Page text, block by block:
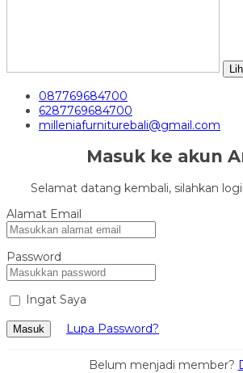
087769684700
6287769684700
milleniafurniturebali@gmail.com
Masuk ke akun
Selamat datang kembali, silahkan
Alamat Email
Password
Ingat Saya
Masuk Lupa Password?
Belum menjadi member?